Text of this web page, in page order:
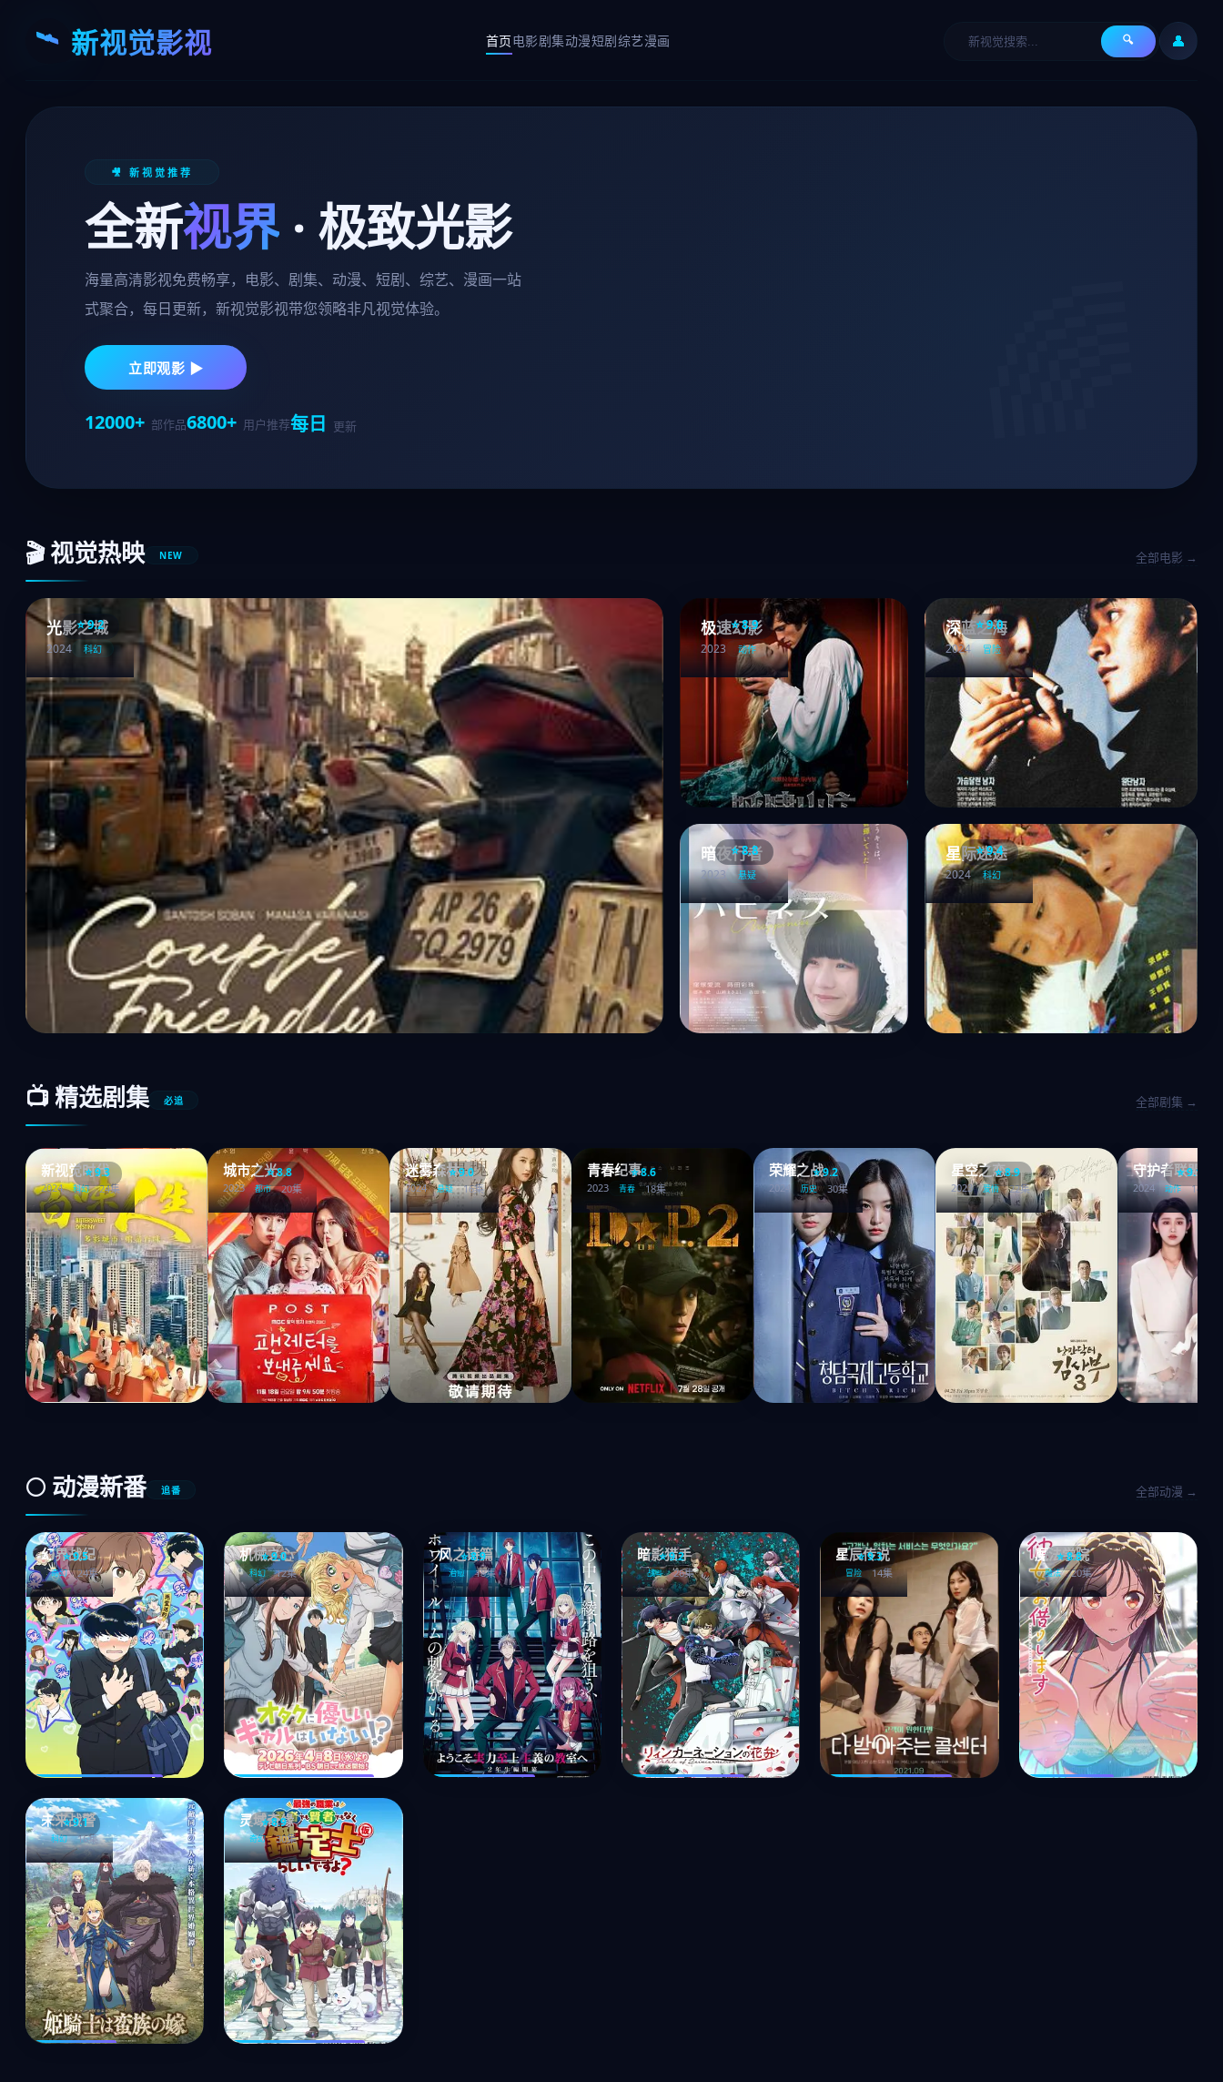
🛰 新视觉影视 首页电影剧集动漫短剧综艺漫画 🔍 👤
🎥 新视觉推荐
全新视界 · 极致光影
海量高清影视免费畅享，电影、剧集、动漫、短剧、综艺、漫画一站
式聚合，每日更新，新视觉影视带您领略非凡视觉体验。
立即观影 ▶
12000+ 部作品6800+ 用户推荐每日 更新
🎬 视觉热映 NEW 全部电影 →
⭐ 9.2
光影之城
2024 科幻
⭐ 8.9
极速幻影
2023 动作
⭐ 9.0
深蓝之海
2024 冒险
⭐ 8.8
暗夜行者
2023 悬疑
⭐ 9.4
星际迷途
2024 科幻
📺 精选剧集 必追 全部剧集 →
⭐ 9.3
新视觉时代
2024 科幻 24集
⭐ 8.8
城市之光
2023 都市 20集
⭐ 9.0
迷雾森林
2024 悬疑 16集
⭐ 8.6
青春纪事
2023 青春 18集
⭐ 9.2
荣耀之战
2024 历史 30集
⭐ 8.9
星空之恋
2023 爱情 22集
⭐ 9.1
守护者联盟
2024 动作 14集
🌕 动漫新番 追番 全部动漫 →
⭐ 9.5
幻界战纪
奇幻 24集
⭐ 9.0
机械之心
科幻 12集
⭐ 8.9
风之诗篇
治愈 18集
⭐ 9.2
暗影猎手
战斗 26集
⭐ 9.3
星辰传说
冒险 14集
⭐ 8.8
魔法学院
魔法 20集
⭐ 9.1
未来战警
科幻 16集
⭐ 8.9
灵域奇缘
奇幻 30集